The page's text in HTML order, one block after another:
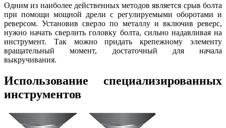
Одним из наиболее действенных методов является срыв болта
при помощи мощной дрели с регулируемыми оборотами и
реверсом. Установив сверло по металлу и включив реверс,
нужно начать сверлить головку болта, сильно надавливая на
инструмент. Так можно придать крепежному элементу
вращательный момент, достаточный для начала
выкручивания.
Использование специализированных
инструментов